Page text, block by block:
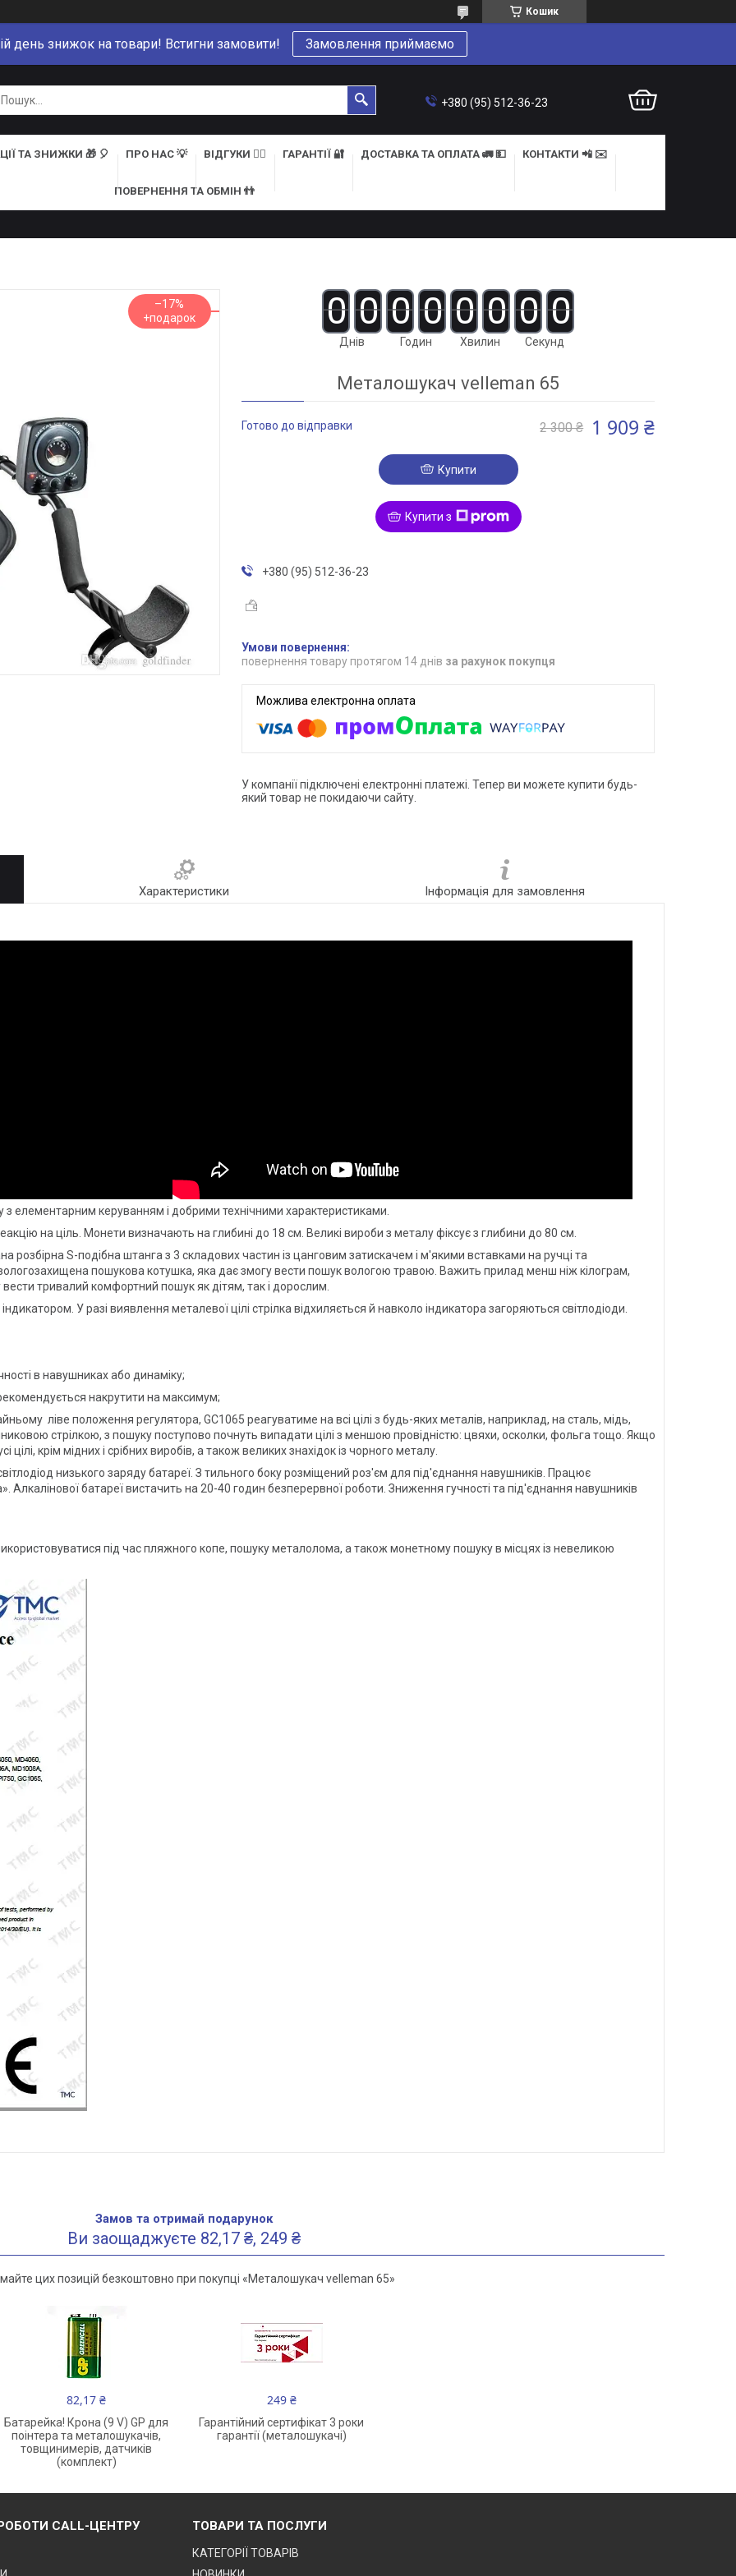
Кошик
день знижок на товари! Встигни замовити! Замовлення приймаємо
+380 (95) 512-36-23
ТА ЗНИЖКИ 🎁 🎈 ПРО НАС 💡 ВІДГУКИ 👍🏻 ГАРАНТІЇ 🔐 ДОСТАВКА ТА ОПЛАТА 🚛 💵 КОНТАКТИ 📲 ✉️
ПОВЕРНЕННЯ ТА ОБМІН 👬
–17% 0 0
Днів
0 0
Годин
0 0
Хвилин
0 0
Секунд
Металошукач velleman 65
Готово до відправки 2 300 ₴ 1 909 ₴
Купити
Купити з
+380 (95) 512-36-23
повернення товару протягом 14 днів за рахунок покупця
У компанії підключені електронні платежі. Тепер ви можете купити будь-
який товар не покидаючи сайту.
Характеристики Інформація для замовлення
елементарним керуванням і добрими технічними характеристиками.
на ціль. Монети визначають на глибині до 18 см. Великі вироби з металу фіксує з глибини до 80 см.
розбірна S-подібна штанга з 3 складових частин із цанговим затискачем і м'якими вставками на ручці та
пошукова котушка, яка дає змогу вести пошук вологою травою. Важить прилад менш ніж кілограм,
тривалий комфортний пошук як дітям, так і дорослим.
У разі виявлення металевої цілі стрілка відхиляється й навколо індикатора загоряються світлодіоди.
в навушниках або динаміку;
накрутити на максимум;
ліве положення регулятора, GC1065 реагуватиме на всі цілі з будь-яких металів, наприклад, на сталь, мідь,
стрілкою, з пошуку поступово почнуть випадати цілі з меншою провідністю: цвяхи, осколки, фольга тощо. Якщо
крім мідних і срібних виробів, а також великих знахідок із чорного металу.
низького заряду батареї. З тильного боку розміщений роз'єм для під'єднання навушників. Працює
Алкалінової батареї вистачить на 20-40 годин безперервної роботи. Зниження гучності та під'єднання навушників
під час пляжного копе, пошуку металолома, а також монетному пошуку в місцях із невеликою
Замов та отримай подарунок
Ви заощаджуєте 82,17 ₴, 249 ₴
цих позицій безкоштовно при покупці «Металошукач velleman 65»
82,17 ₴
Батарейка! Крона (9 V) GP для
поінтера та металошукачів,
товщинимерів, датчиків
(комплект)
249 ₴
Гарантійний сертифікат 3 роки
гарантії (металошукачі)
CALL-ЦЕНТРУ ТОВАРИ ТА ПОСЛУГИ
КАТЕГОРІЇ ТОВАРІВ